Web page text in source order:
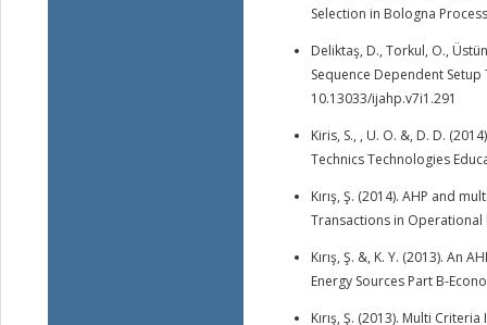
Selection in Bologna
Deliktaş, D., Torkul, O.,
Sequence Dependent
10.13033/ijahp.v7i1.291
Kiris, S., , U. O. &, D. D.
Technics Technologies
Kırış, Ş. (2014). AHP and
Transactions in Operational
Kırış, Ş. &, K. Y. (2013). An
Energy Sources Part B-
Kırış, Ş. (2013). Multi